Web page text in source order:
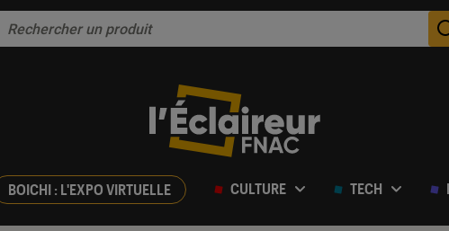
BOICHI : L'EXPO VIRTUELLE CULTURE TECH